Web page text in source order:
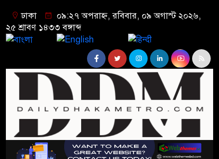
ঢাকা
০৯:২৭ অপরাহ্ন, রবিবার, ০৯ অগাস্ট ২০২৬,
২৫ শ্রাবণ ১৪৩৩ বঙ্গাব্দ